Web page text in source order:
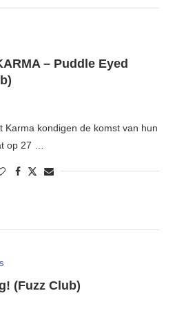
– Puddle Eyed
Karma kondigen de komst van hun
op 27 …
(Fuzz Club)